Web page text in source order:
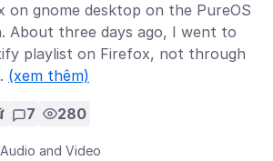
on gnome desktop on the PureOS
About three days ago, I went to
playlist on Firefox, not through
(xem thêm)
7 280
Audio and Video